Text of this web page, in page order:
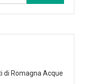
per:
di Romagna Acque